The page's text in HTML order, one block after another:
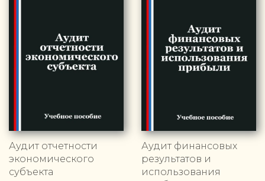
Аудит отчетности
экономического
субъекта
Аудит финансовых
результатов и
использования